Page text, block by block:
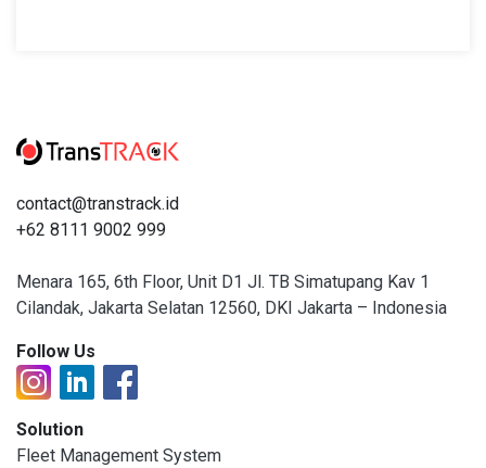
contact@transtrack.id
+62 8111 9002 999
Menara 165, 6th Floor, Unit D1 Jl. TB Simatupang Kav 1
Cilandak, Jakarta Selatan 12560, DKI Jakarta – Indonesia
Follow Us
Solution
Fleet Management System